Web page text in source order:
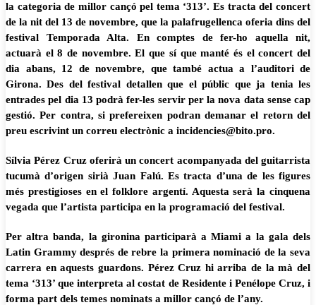
la categoria de millor cançó pel tema ‘313’. Es tracta del concert
de la nit del 13 de novembre, que la palafrugellenca oferia dins del
festival Temporada Alta. En comptes de fer-ho aquella nit,
actuarà el 8 de novembre. El que sí que manté és el concert del
dia abans, 12 de novembre, que també actua a l’auditori de
Girona. Des del festival detallen que el públic que ja tenia les
entrades pel dia 13 podrà fer-les servir per la nova data sense cap
gestió. Per contra, si prefereixen podran demanar el retorn del
preu escrivint un correu electrònic a incidencies@bito.pro.
Sílvia Pérez Cruz oferirà un concert acompanyada del guitarrista
tucumà d’origen sirià Juan Falú. Es tracta d’una de les figures
més prestigioses en el folklore argentí. Aquesta serà la cinquena
vegada que l’artista participa en la programació del festival.
Per altra banda, la gironina participarà a Miami a la gala dels
Latin Grammy després de rebre la primera nominació de la seva
carrera en aquests guardons. Pérez Cruz hi arriba de la mà del
tema ‘313’ que interpreta al costat de Residente i Penélope Cruz, i
forma part dels temes nominats a millor cançó de l’any.